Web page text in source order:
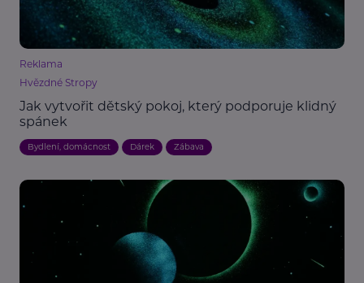
Reklama
Hvězdné Stropy
Jak vytvořit dětský pokoj, který podporuje klidný
spánek
Bydlení, domácnost Dárek Zábava